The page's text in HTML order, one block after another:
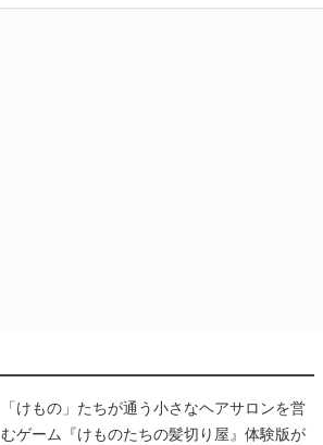
「けもの」たちが通う小さなヘアサロンを営
むゲーム『けものたちの髪切り屋』体験版が